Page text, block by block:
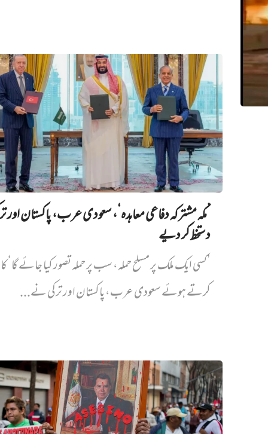
’مکہ مشترکہ دفاعی معاہدہ‘، سعودی عرب، پاکستان
دستخط کر دیے
’کسی ایک ملک پر مسلح حملہ، سب پر حملہ تصور کیا جائے گا‘
کرتے ہوئے سعودی عرب، پاکستان اور ترکی نے...